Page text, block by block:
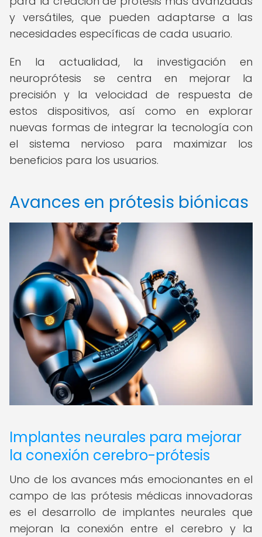
y versátiles, que pueden adaptarse a las
necesidades específicas de cada usuario.
En la actualidad, la investigación en
neuroprótesis se centra en mejorar la
precisión y la velocidad de respuesta de
estos dispositivos, así como en explorar
nuevas formas de integrar la tecnología con
el sistema nervioso para maximizar los
beneficios para los usuarios.
Avances en prótesis biónicas
Implantes neurales para mejorar
la conexión cerebro-prótesis
Uno de los avances más emocionantes en el
campo de las prótesis médicas innovadoras
es el desarrollo de implantes neurales que
mejoran la conexión entre el cerebro y la